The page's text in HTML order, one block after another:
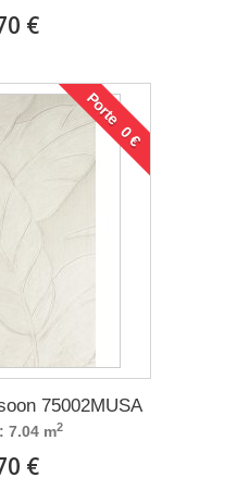
€
Porte 0 €
75002MUSA
7.04 m2
€